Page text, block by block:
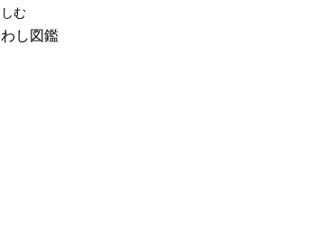
む
し図鑑